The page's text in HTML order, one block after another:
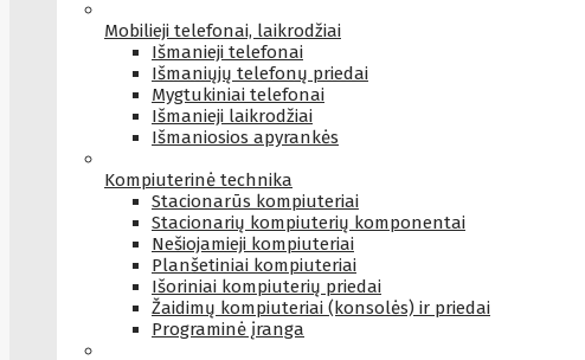
Mobilieji telefonai, laikrodžiai
Išmanieji telefonai
Išmaniųjų telefonų priedai
Mygtukiniai telefonai
Išmanieji laikrodžiai
Išmaniosios apyrankės
Kompiuterinė technika
Stacionarūs kompiuteriai
Stacionarių kompiuterių komponentai
Nešiojamieji kompiuteriai
Planšetiniai kompiuteriai
Išoriniai kompiuterių priedai
Žaidimų kompiuteriai (konsolės) ir priedai
Programinė įranga